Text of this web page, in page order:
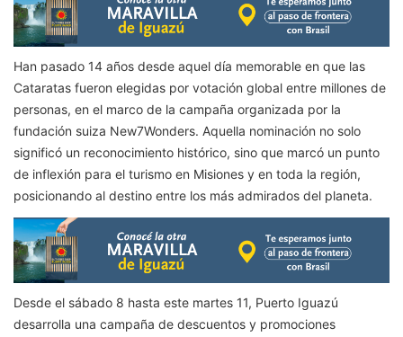
Han pasado 14 años desde aquel día memorable en que las
Cataratas fueron elegidas por votación global entre millones de
personas, en el marco de la campaña organizada por la
fundación suiza New7Wonders. Aquella nominación no solo
significó un reconocimiento histórico, sino que marcó un punto
de inflexión para el turismo en Misiones y en toda la región,
posicionando al destino entre los más admirados del planeta.
Desde el sábado 8 hasta este martes 11, Puerto Iguazú
desarrolla una campaña de descuentos y promociones